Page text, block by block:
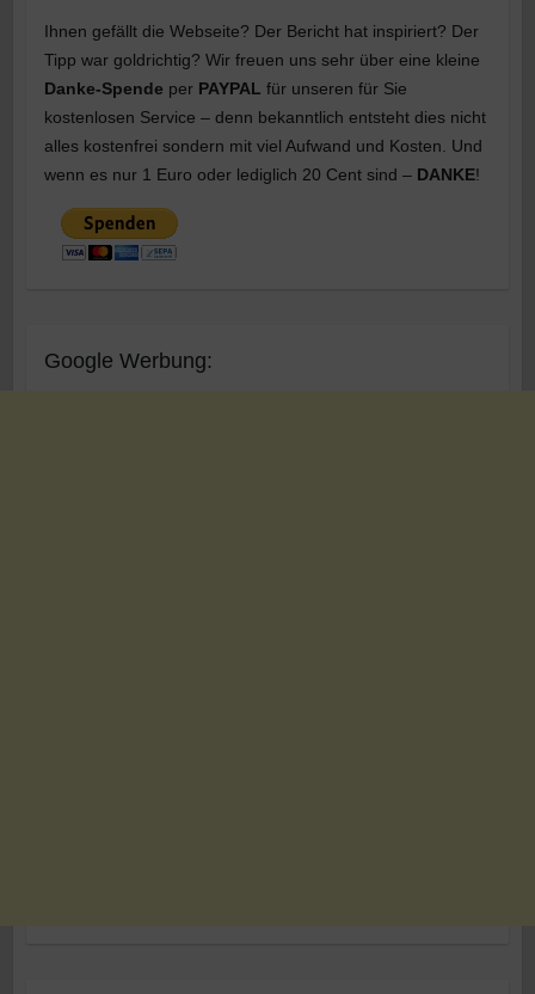
Ihnen gefällt die Webseite? Der Bericht hat inspiriert? Der
Tipp war goldrichtig? Wir freuen uns sehr über eine kleine
Danke-Spende per PAYPAL für unseren für Sie
kostenlosen Service – denn bekanntlich entsteht dies nicht
alles kostenfrei sondern mit viel Aufwand und Kosten. Und
wenn es nur 1 Euro oder lediglich 20 Cent sind – DANKE!
Google Werbung: